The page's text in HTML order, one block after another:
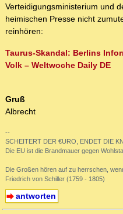
Verteidigungsministerium und
heimischen Presse nicht
reinhören:
Taurus-Skandal: Berlins
Volk – Weltwoche Daily DE
Gruß
Albrecht
--
SCHEITERT DER €URO, ENDET DIE
Die EU ist die Brandmauer gegen
Die Großen hören auf zu herrschen,
Friedrich von Schiller (1759 - 1805)
antworten